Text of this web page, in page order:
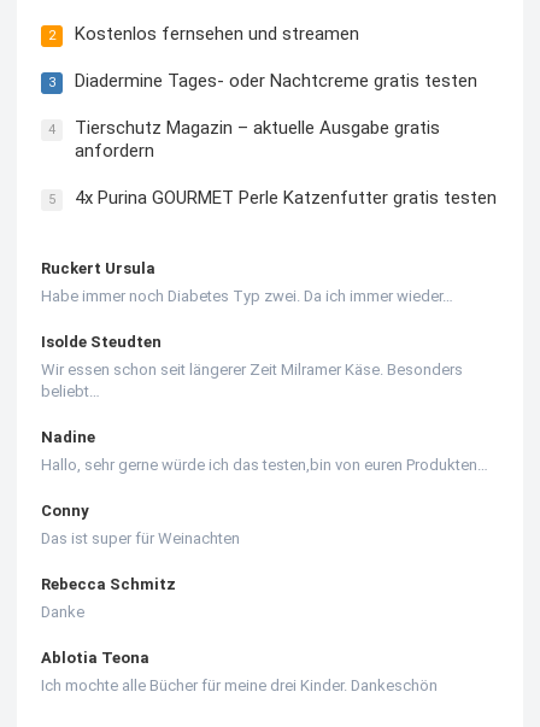
2 Kostenlos fernsehen und streamen
3 Diadermine Tages- oder Nachtcreme gratis testen
4
Tierschutz Magazin – aktuelle Ausgabe gratis
anfordern
5 4x Purina GOURMET Perle Katzenfutter gratis testen
Ruckert Ursula
Habe immer noch Diabetes Typ zwei. Da ich immer wieder…
Isolde Steudten
Wir essen schon seit längerer Zeit Milramer Käse. Besonders
beliebt…
Nadine
Hallo, sehr gerne würde ich das testen,bin von euren Produkten…
Conny
Das ist super für Weinachten
Rebecca Schmitz
Danke
Ablotia Teona
Ich mochte alle Bücher für meine drei Kinder. Dankeschön